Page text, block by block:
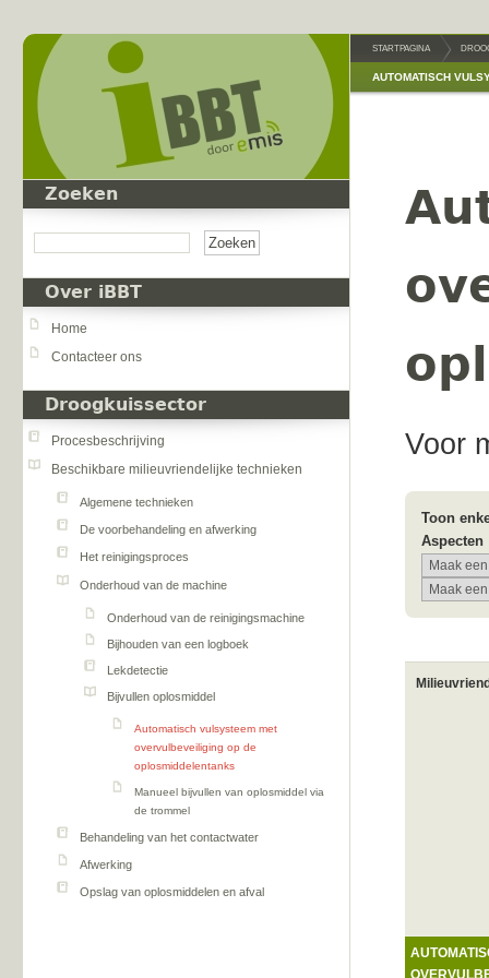
Zoeken
Over iBBT
Home
Contacteer ons
Droogkuissector
Procesbeschrijving
Beschikbare milieuvriendelijke technieken
Algemene technieken
De voorbehandeling en afwerking
Het reinigingsproces
Onderhoud van de machine
Onderhoud van de reinigingsmachine
Bijhouden van een logboek
Lekdetectie
Bijvullen oplosmiddel
Automatisch vulsysteem met
overvulbeveiliging op de
oplosmiddelentanks
Manueel bijvullen van oplosmiddel via
de trommel
Behandeling van het contactwater
Afwerking
Opslag van oplosmiddelen en afval
STARTPAGINA
AUTOMATISCH
Voor
Toon
Aspecten